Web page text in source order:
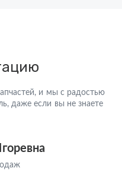
и мы с радостью
даже если вы не знаете